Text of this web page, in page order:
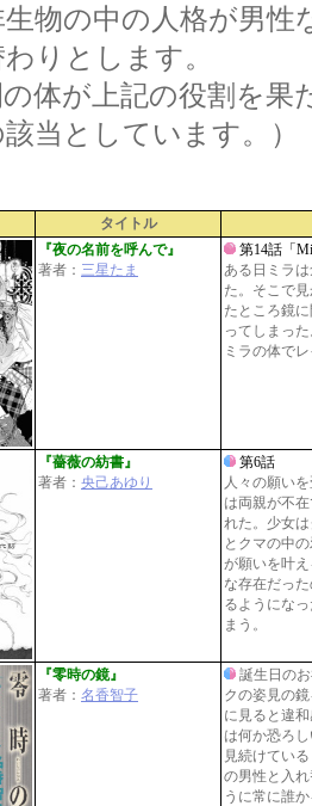
物の中の人格が男
りとします。
の体が上記の役割を果
当としています。）
タイトル
『夜の名前を呼んで』
著者： 三星たま
第14話「
ある日ミラ
た。そこで
たところ鏡
ってしまっ
ミラの体で
『薔薇の紡書』
著者： 央己あゆり
第6話
人々の願い
は両親が不
れた。少女
とクマの中
が願いを叶
な存在だっ
るようにな
まう。
『零時の鏡』
著者： 名香智子
誕生日の
クの姿見の
に見ると違
は何か恐ろ
見続けてい
の男性と入
うに常に誰